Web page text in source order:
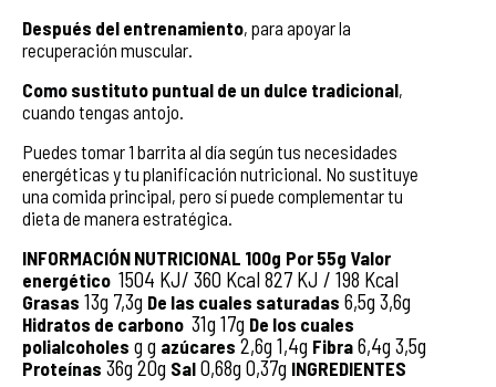
Después del entrenamiento, para apoyar la
recuperación muscular.
Como sustituto puntual de un dulce tradicional,
cuando tengas antojo.
Puedes tomar 1 barrita al día según tus necesidades
energéticas y tu planificación nutricional. No sustituye
una comida principal, pero sí puede complementar tu
dieta de manera estratégica.
INFORMACIÓN NUTRICIONAL 100g Por 55g Valor
energético 1504 KJ/ 360 Kcal 827 KJ / 198 Kcal
Grasas 13g 7,3g De las cuales saturadas 6,5g 3,6g
Hidratos de carbono 31g 17g De los cuales
polialcoholes g g azúcares 2,6g 1,4g Fibra 6,4g 3,5g
Proteínas 36g 20g Sal 0,68g 0,37g INGREDIENTES